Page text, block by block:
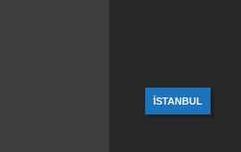
İSTANBUL